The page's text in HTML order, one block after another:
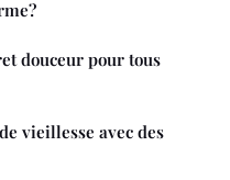
douceur pour tous
vieillesse avec des